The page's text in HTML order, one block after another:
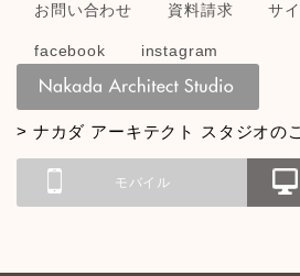
お問い合わせ 資料請求 サ
facebook instagram
> ナカダ アーキテクト スタジオの
モバイル